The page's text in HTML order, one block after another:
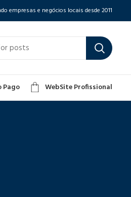
empresas e negócios locais desde 2011
Pago WebSite Profissional